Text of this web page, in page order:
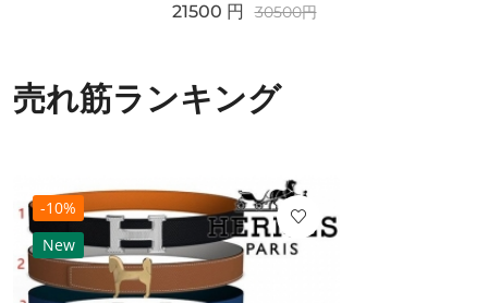
21500 円 30500円
売れ筋ランキング
-10%
New